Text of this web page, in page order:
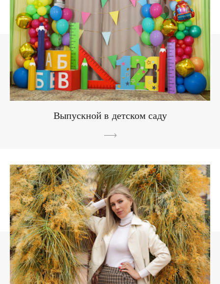
Выпускной в детском саду